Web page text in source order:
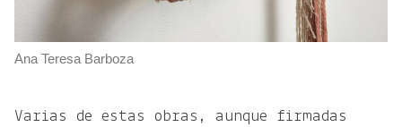
Ana Teresa Barboza
Varias de estas obras, aunque firmadas